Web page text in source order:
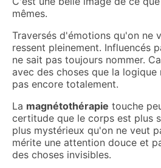
mêmes.
Traversés d'émotions qu'on ne
ressent pleinement. Influencés
ne sait pas toujours nommer.
avec des choses que la
pas encore totalement.
La magnétothérapie touche
certitude que le corps est plus
plus mystérieux qu'on ne veut
mérite une attention douce et
des choses invisibles.